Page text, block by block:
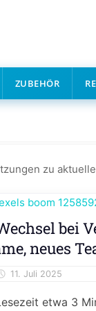
ZUBEHÖR
zu
bei
neues
11. Juli 2025
etwa 3